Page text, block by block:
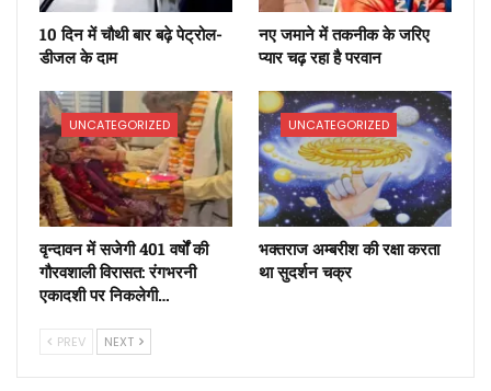
10 दिन में चौथी बार बढ़े पेट्रोल-
डीजल के दाम
नए जमाने में तकनीक के जरिए
प्यार चढ़ रहा है परवान
UNCATEGORIZED
वृन्दावन में सजेगी 401 वर्षों की
गौरवशाली विरासत: रंगभरनी
एकादशी पर निकलेगी…
UNCATEGORIZED
भक्तराज अम्बरीश की रक्षा करता
था सुदर्शन चक्र
PREV NEXT